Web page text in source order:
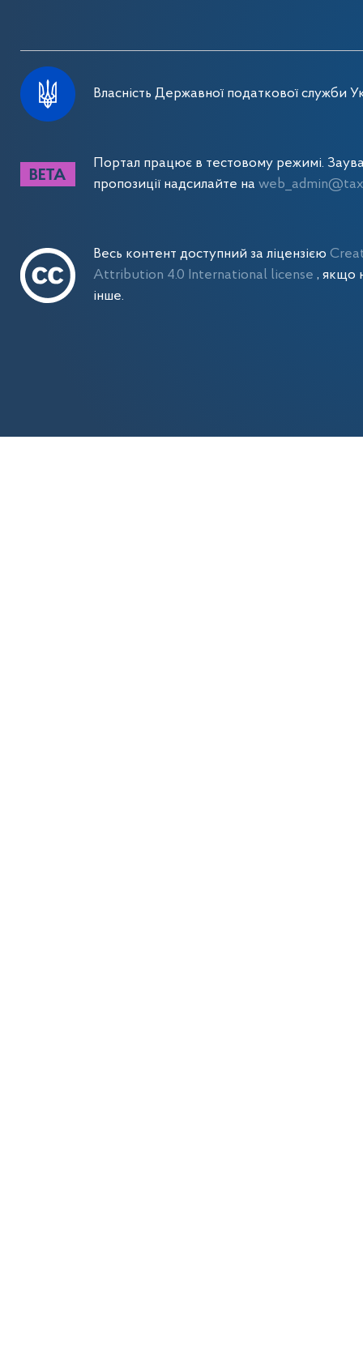
Власність Державної податкової служби
Портал працює в тестовому режимі.
пропозиції надсилайте на
Весь контент доступний за ліцензією
Attribution 4.0 International license , якщо
інше.